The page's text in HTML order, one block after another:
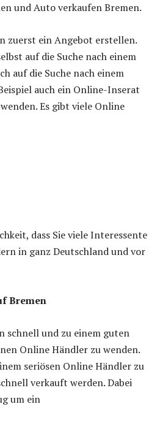
und Auto verkaufen Bremen.
zuerst ein Angebot erstellen.
auf die Suche nach einem
auf die Suche nach einem
auch ein Online-Inserat
Es gibt viele Online
dass Sie viele Interessente
in ganz Deutschland und vor
Bremen
schnell und zu einem guten
Online Händler zu wenden.
seriösen Online Händler zu
verkauft werden. Dabei
um ein